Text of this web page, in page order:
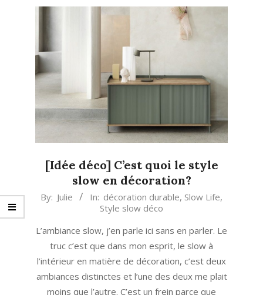
[Idée déco] C’est quoi le style
slow en décoration?
2020-
04
By: Julie In: décoration durable, Slow Life,
Style slow déco
L’ambiance slow, j’en parle ici sans en parler. Le
truc c’est que dans mon esprit, le slow à
l’intérieur en matière de décoration, c’est deux
ambiances distinctes et l’une des deux me plait
moins que l’autre. C’est un frein parce que